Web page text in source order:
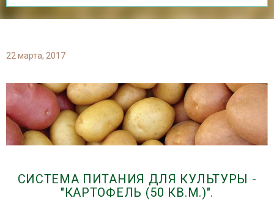
22 марта, 2017
СИСТЕМА ПИТАНИЯ ДЛЯ КУЛЬТУРЫ -
"КАРТОФЕЛЬ (50 КВ.М.)".